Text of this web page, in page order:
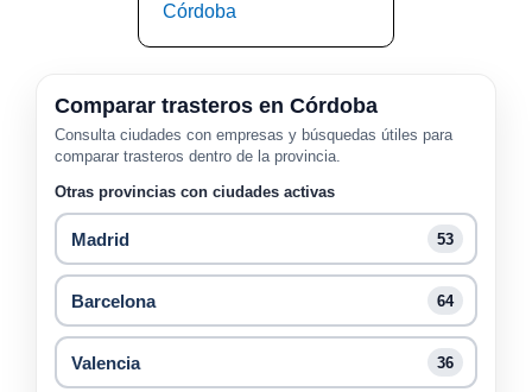
Córdoba
Comparar trasteros en Córdoba
Consulta ciudades con empresas y búsquedas útiles para
comparar trasteros dentro de la provincia.
Otras provincias con ciudades activas
Madrid 53
Barcelona 64
Valencia 36